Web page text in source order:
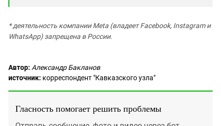
* деятельность компании Meta (владеет Facebook, Instagram и
WhatsApp) запрещена в России.
Автор: Александр Бакланов
источник: корреспондент "Кавказского узла"
Гласность помогает решить проблемы